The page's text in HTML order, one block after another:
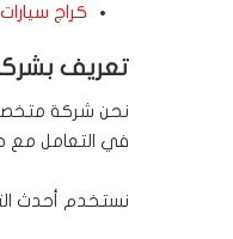
كراج
تعريف
نحن شركة
في التعامل مع
نستخدم أحدث